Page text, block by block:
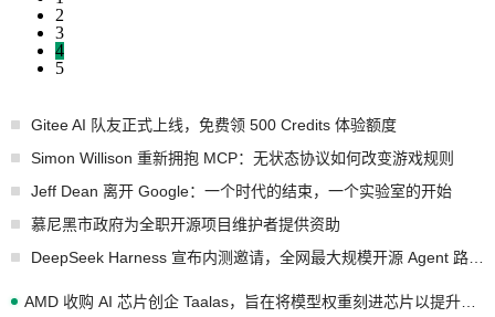
2
3
4
5
Gitee AI 队友正式上线，免费领 500 Credits 体验额度
Simon Willison 重新拥抱 MCP：无状态协议如何改变游戏规则
Jeff Dean 离开 Google：一个时代的结束，一个实验室的开始
慕尼黑市政府为全职开源项目维护者提供资助